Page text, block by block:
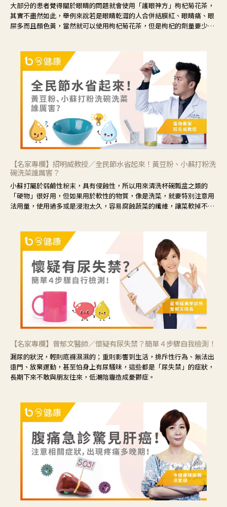
大部分的患者覺得關於眼睛的問題就會使用「護眼神方」枸杞菊花茶，
其實不盡然如此，舉例來說若是眼睛乾澀的人合併結膜紅、眼睛痛、眼
屎多而且顏色黃，當然就可以使用枸杞菊花茶，但是枸杞的劑量要少，
候就要使用菊花、金銀花來治療；假如單純的眼睛乾澀，結膜沒有紅，
眼睛周圍沒有眼屎，這種情況是屬於「陰虛」，就可以使用枸杞、蓮
藕、麥門冬、山藥等比較滋潤的藥材，效果就更顯著。
【名家專欄】招明威教授／全民節水省起來！黃豆粉、小蘇打粉洗
碗洗菜誰厲害？
小蘇打屬於弱鹼性粉末，具有侵蝕性，所以用來清洗杯碗瓢盆之類的
「硬物」很好用，但如果用於軟性的物質，像是洗菜，就要特別注意用
法用量，使用過多或是浸泡太久，容易腐蝕蔬菜的纖維，讓菜軟掉不清
【名家專欄】曾郁文醫師／懷疑有尿失禁？簡單４步驟自我檢測！
漏尿的狀況，輕則底褲濕濕的；重則影響到生活，排斥性行為、無法出
遠門、放棄運動，甚至怕身上有尿騷味，這些都是「尿失禁」的症狀，
長期下來不敢與朋友往來，低潮陰霾造成憂鬱症。